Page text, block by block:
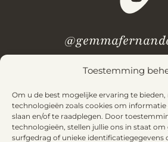
Toestemming
Om u de best mogelijke ervaring te
technologieën zoals cookies om
slaan en/of te raadplegen. Door
technologieën, stellen jullie ons in staat om
surfgedrag of unieke identificatiegegevens
Heb je vragen? Bekijk onze
Wettelijke kennisgeving